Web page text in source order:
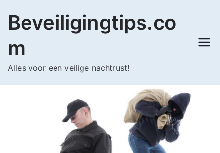
naar
inhoud
Beveiligingtips.co
m
Alles voor een veilige nachtrust!